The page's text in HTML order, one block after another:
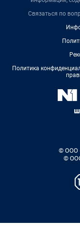
Связаться по
Политика
© ООО
©